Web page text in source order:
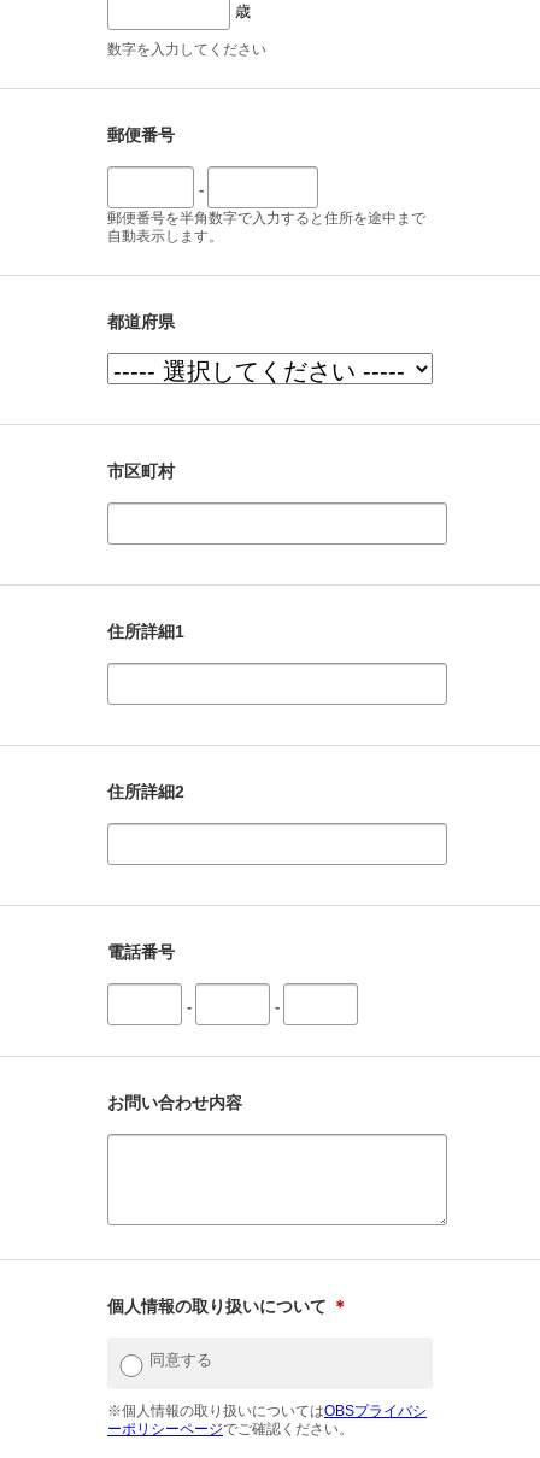
歳
数字を入力してください
郵便番号
-
郵便番号を半角数字で入力すると住所を途中まで
自動表示します。
都道府県
市区町村
住所詳細1
住所詳細2
電話番号
- -
お問い合わせ内容
個人情報の取り扱いについて ＊
同意する
※個人情報の取り扱いについてはOBSプライバシ
ーポリシーページでご確認ください。